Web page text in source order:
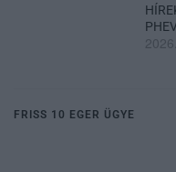
FRISS 10 EGER ÜGYE